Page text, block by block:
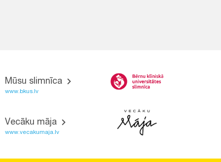
Mūsu slimnīca
www.bkus.lv
Vecāku māja
www.vecakumaja.lv